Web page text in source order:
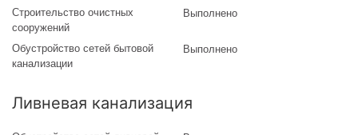
Строительство очистных
сооружений
Выполнено
Обустройство сетей бытовой
канализации
Выполнено
Ливневая канализация